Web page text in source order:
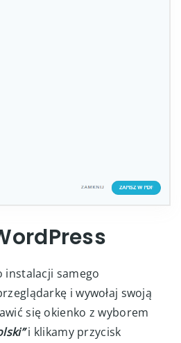
instalacji samego
i wywołaj swoją
się okienko z wyborem
i klikamy przycisk